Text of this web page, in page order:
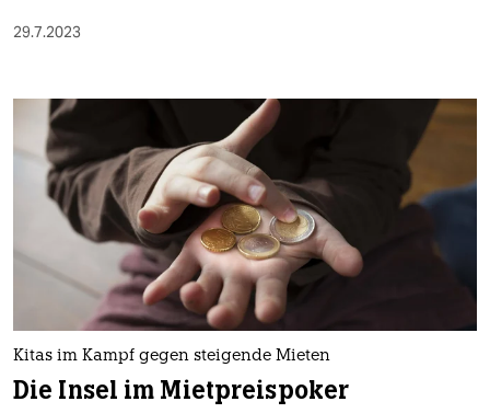
29.7.2023
Kitas im Kampf gegen steigende Mieten
Die Insel im Mietpreispoker